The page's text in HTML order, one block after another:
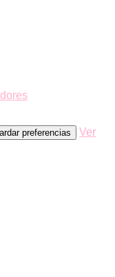
preferencias
Ver